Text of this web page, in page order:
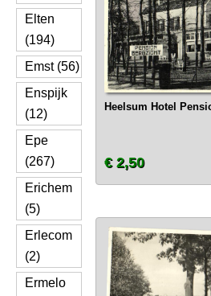
Elten
(194)
Emst (56)
Enspijk
(12)
Epe
(267)
Erichem
(5)
Erlecom
(2)
Ermelo
Heelsum Hotel
€ 2,50